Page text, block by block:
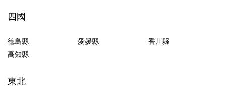
四國
德島縣 愛媛縣
香川縣
高知縣
東北